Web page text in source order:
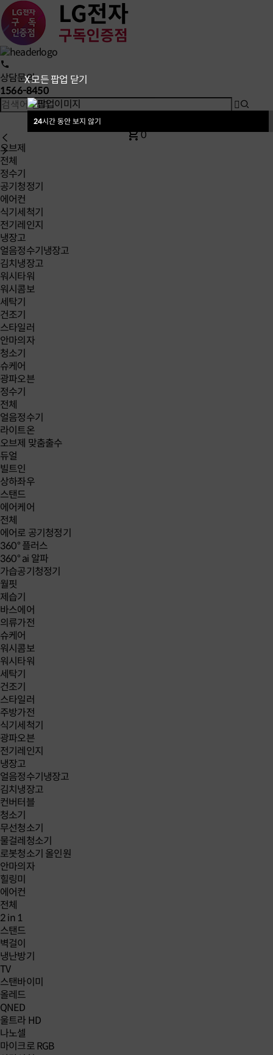
상담문의
1566-8450
shopping_cart0
오브제
전체
정수기
공기청정기
에어컨
식기세척기
전기레인지
냉장고
얼음정수기냉장고
김치냉장고
워시타워
워시콤보
세탁기
건조기
스타일러
안마의자
청소기
슈케어
광파오븐
정수기
전체
얼음정수기
라이트온
오브제 맞춤출수
듀얼
빌트인
상하좌우
스탠드
에어케어
전체
에어로 공기청정기
360° 플러스
360° ai 알파
가습공기청정기
월핏
제습기
바스에어
의류가전
슈케어
워시콤보
워시타워
세탁기
건조기
스타일러
주방가전
식기세척기
광파오븐
전기레인지
냉장고
얼음정수기냉장고
김치냉장고
컨버터블
청소기
무선청소기
물걸레청소기
로봇청소기 올인원
안마의자
힐링미
에어컨
전체
2 in 1
스탠드
벽걸이
냉난방기
TV
스탠바이미
올레드
QNED
울트라 HD
나노셀
마이크로 RGB
X 모든 팝업 닫기
24시간 동안 보지 않기